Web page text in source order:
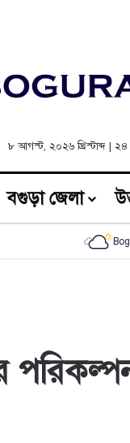
৮ আগস্ট, ২০২৬ খ্রিস্টাব্দ | ২৪
বগুড়া জেলা